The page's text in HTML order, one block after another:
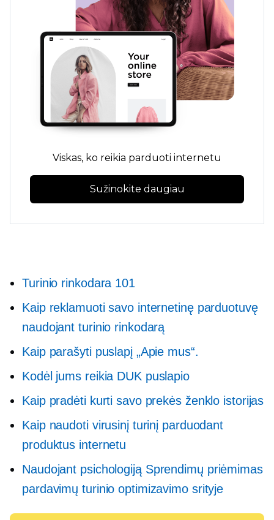
Viskas, ko reikia parduoti internetu
Sužinokite daugiau
Turinio rinkodara 101
Kaip reklamuoti savo internetinę parduotuvę
naudojant turinio rinkodarą
Kaip parašyti puslapį „Apie mus“.
Kodėl jums reikia DUK puslapio
Kaip pradėti kurti savo prekės ženklo istorijas
Kaip naudoti virusinį turinį parduodant
produktus internetu
Naudojant psichologiją Sprendimų priėmimas
pardavimų turinio optimizavimo srityje